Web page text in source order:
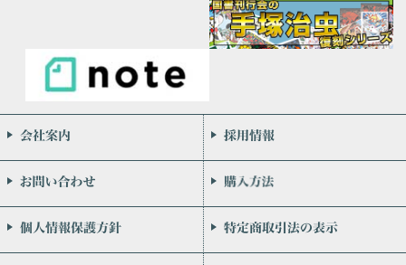
会社案内
お問い合わせ
個人情報保護方針
リンク